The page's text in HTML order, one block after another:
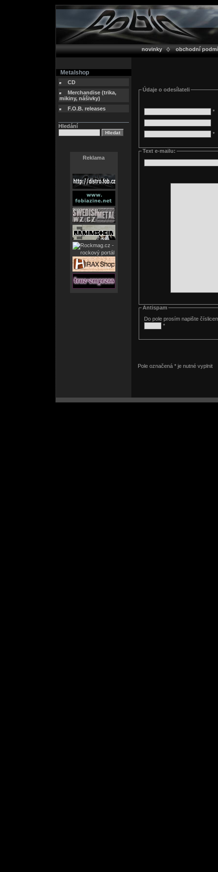
novinky obchodní
Metalshop
CD
Merchandise (trika,
mikiny, nášivky)
F.O.B. releases
Hledání
Reklama
Údaje o odesílateli
*
*
Text e-mailu:
Antispam
Do pole prosím napište
*
Pole označená * je nutné vyplnit